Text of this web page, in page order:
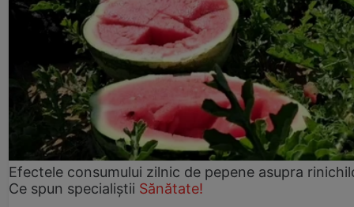
Efectele consumului zilnic de pepene asupra
Ce spun specialiștii Sănătate!